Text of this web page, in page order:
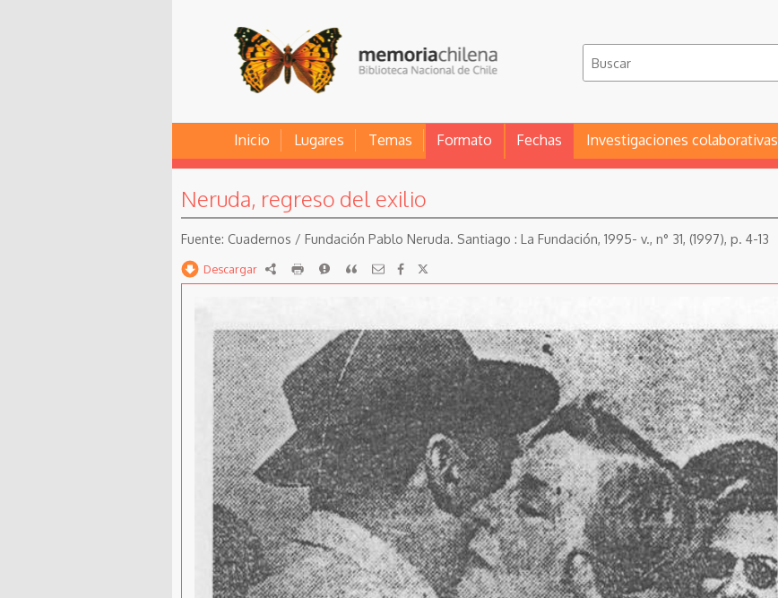
Inicio Lugares Temas Formato Fechas Investigaciones colaborativas
Neruda, regreso del exilio
Cuadernos / Fundación Pablo Neruda. Santiago : La Fundación, 1995- v., n° 31, (1997), p. 4-13
Descargar RDF imprimirReportarCitar